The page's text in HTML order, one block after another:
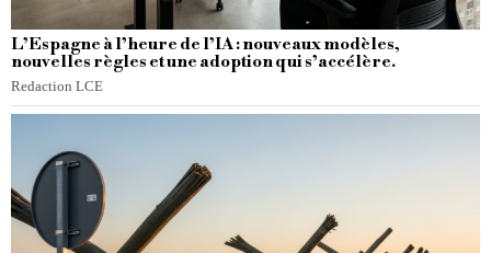
L’Espagne à l’heure de l’IA : nouveaux modèles,
nouvelles règles et une adoption qui s’accélère.
Redaction LCE